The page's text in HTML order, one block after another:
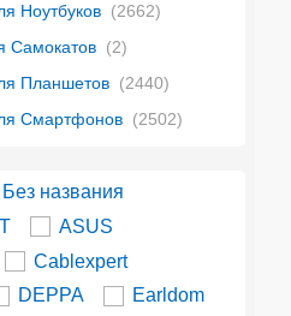
Ноутбуков (2662)
Самокатов (2)
Планшетов (2440)
Смартфонов (2502)
Без названия
ASUS
Cablexpert
DEPPA
Earldom